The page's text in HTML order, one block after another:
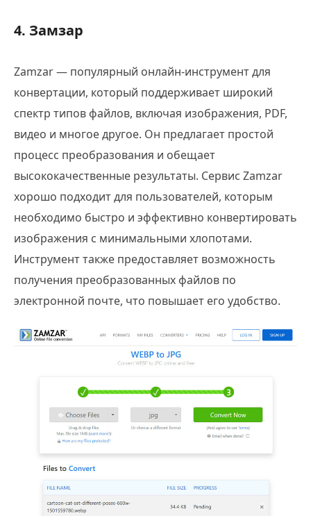
4. Замзар
Zamzar — популярный онлайн-инструмент для
конвертации, который поддерживает широкий
спектр типов файлов, включая изображения, PDF,
видео и многое другое. Он предлагает простой
процесс преобразования и обещает
высококачественные результаты. Сервис Zamzar
хорошо подходит для пользователей, которым
необходимо быстро и эффективно конвертировать
изображения с минимальными хлопотами.
Инструмент также предоставляет возможность
получения преобразованных файлов по
электронной почте, что повышает его удобство.